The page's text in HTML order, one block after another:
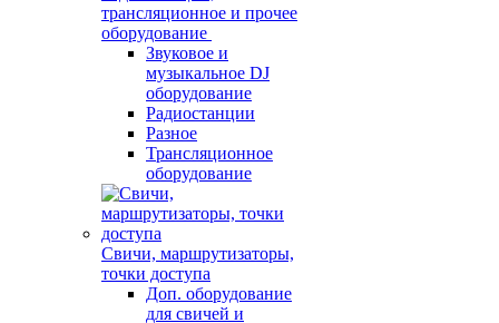
трансляционное и прочее
оборудование
Звуковое и
музыкальное DJ
оборудование
Радиостанции
Разное
Трансляционное
оборудование
Свичи, маршрутизаторы,
точки доступа
Доп. оборудование
для свичей и